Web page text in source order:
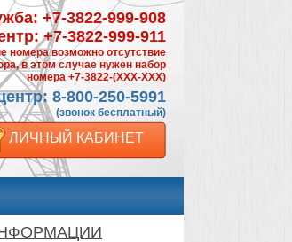
+7-3822-999-908
+7-3822-999-911
номера возможно отсутствие
в этом случае нужен набор
номера +7-3822-(XXX-XXX)
8-800-250-5991
(звонок бесплатный)
ЛИЧНЫЙ КАБИНЕТ